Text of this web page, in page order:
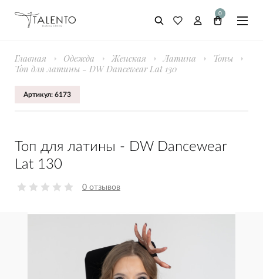
0
Главная Одежда Женская Латина
Топы
Топ для латины - DW Dancewear Lat 130
Артикул: 6173
Топ для латины - DW Dancewear
Lat 130
0 отзывов